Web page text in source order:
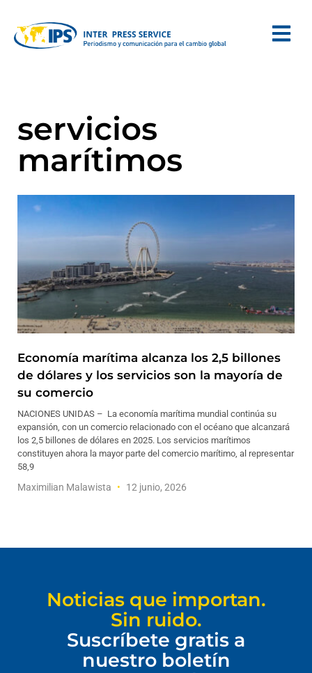
servicios
marítimos
Economía marítima alcanza los 2,5 billones
de dólares y los servicios son la mayoría de
su comercio
NACIONES UNIDAS – La economía marítima mundial continúa su
expansión, con un comercio relacionado con el océano que alcanzará
los 2,5 billones de dólares en 2025. Los servicios marítimos
constituyen ahora la mayor parte del comercio marítimo, al representar
58,9
Maximilian Malawista 12 junio, 2026
Noticias que importan.
Sin ruido.
Suscríbete gratis a
nuestro boletín